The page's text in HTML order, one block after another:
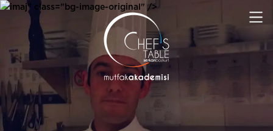
imaj" class="bg-image-original" />